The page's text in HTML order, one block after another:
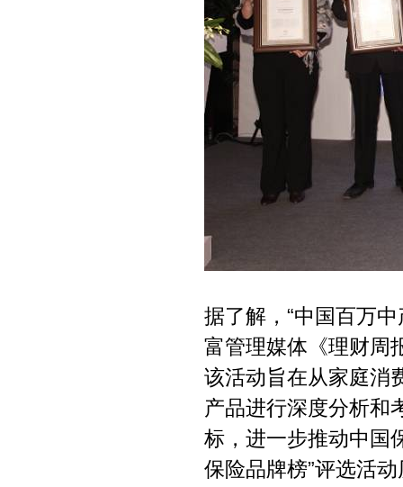
据了解，“中国百万
富管理媒体《理财周
该活动旨在从家庭消
产品进行深度分析和
标，进一步推动中国
保险品牌榜”评选活